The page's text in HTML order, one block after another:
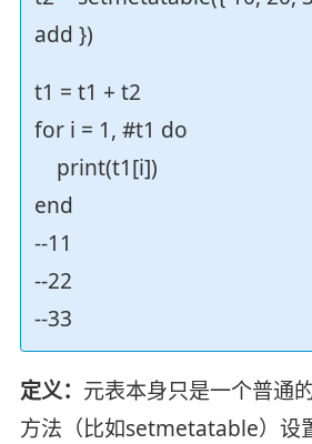
add })
t1 = t1 + t2
for i = 1, #t1 do
print(t1[i])
end
--11
--22
--33
定义： 元表本身只是一个普通
方法（比如setmetatable）设